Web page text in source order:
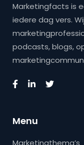
Marketingfacts is
iedere dag vers.
podcasts, blogs,
Menu
Marketingthema’s